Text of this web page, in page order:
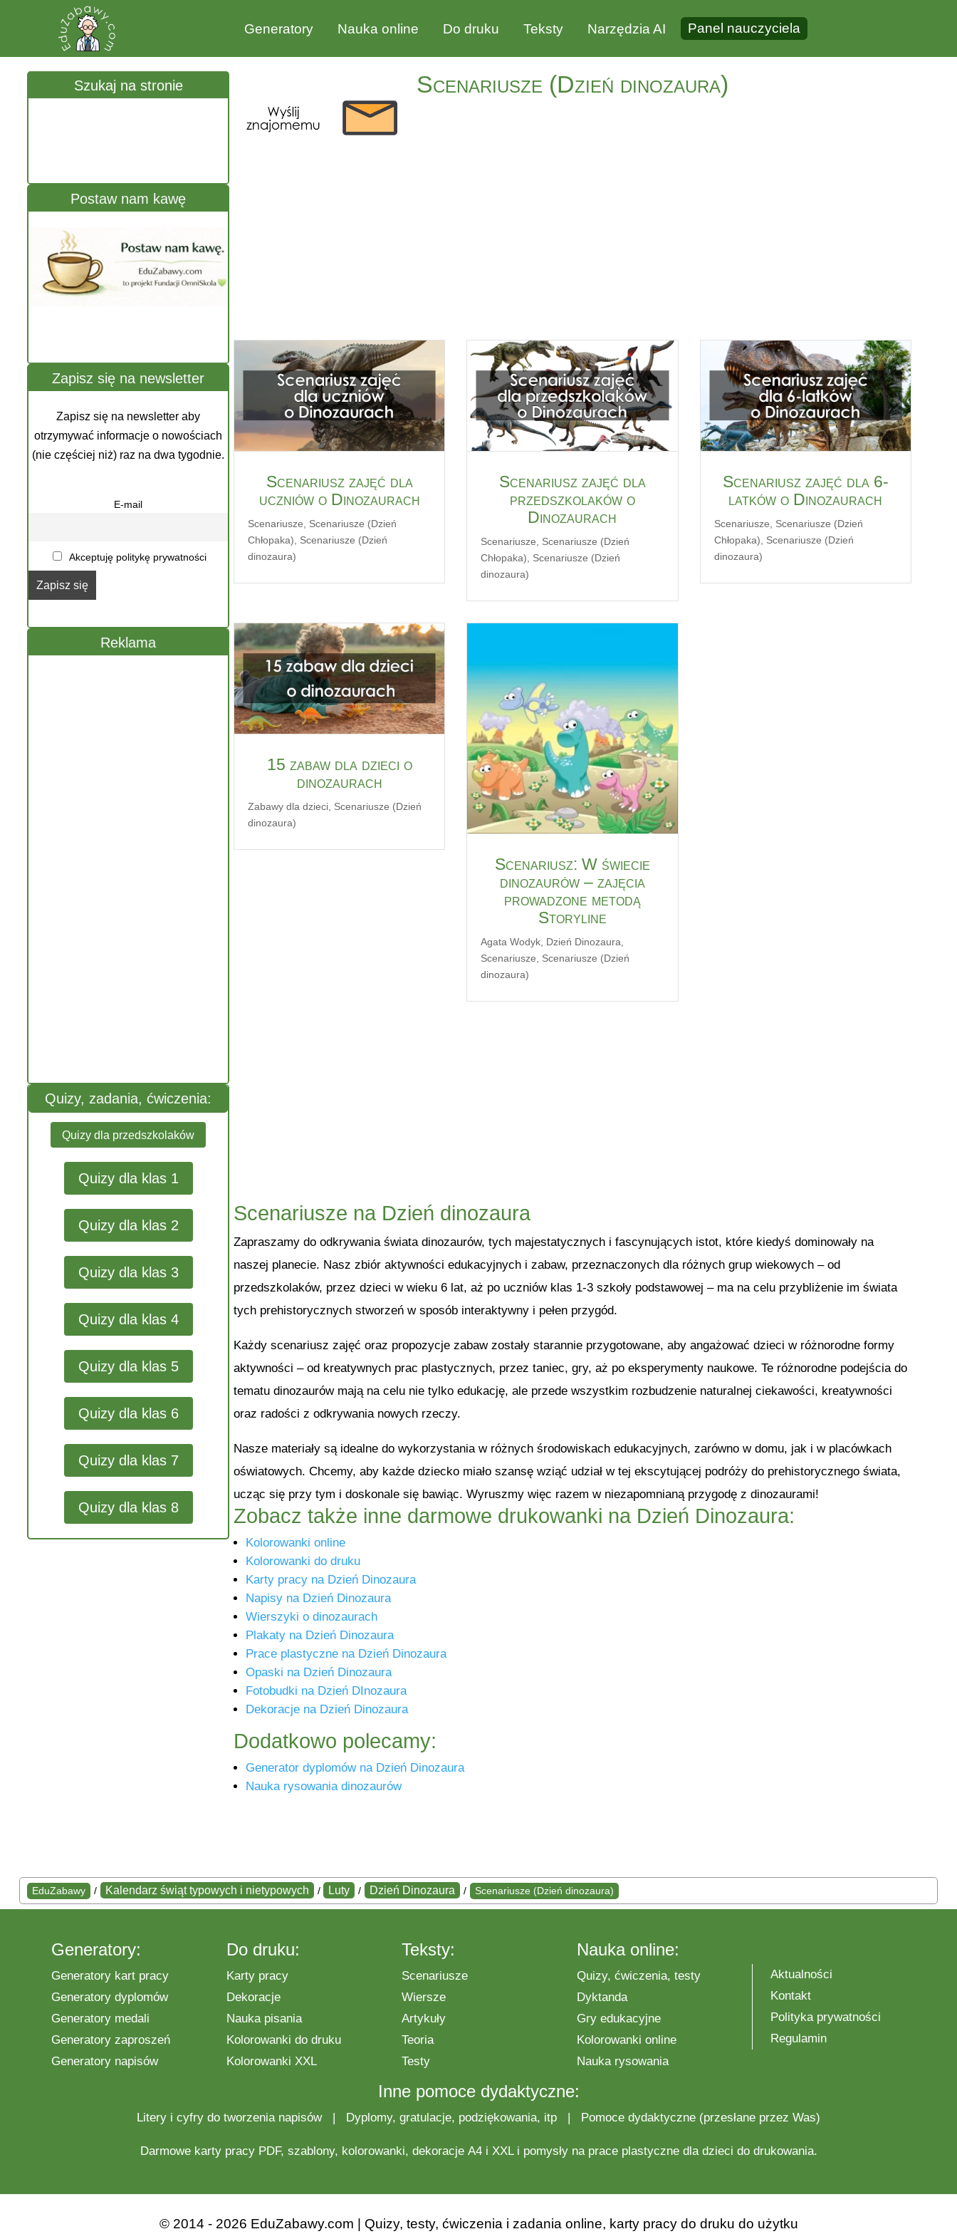
Generatory Nauka online Do druku Teksty Narzędzia AI Panel nauczyciela
Szukaj na stronie
Postaw nam kawę
Zapisz się na newsletter
Zapisz się na newsletter aby
otrzymywać informacje o nowościach
(nie częściej niż) raz na dwa tygodnie.
E-mail
Akceptuję politykę prywatności
Reklama
Quizy, zadania, ćwiczenia:
Quizy dla przedszkolaków
Quizy dla klas 1
Quizy dla klas 2
Quizy dla klas 3
Quizy dla klas 4
Quizy dla klas 5
Quizy dla klas 6
Quizy dla klas 7
Quizy dla klas 8
Scenariusze (Dzień dinozaura)
Scenariusz zajęć dla
uczniów o Dinozaurach
Scenariusze
Scenariusze (Dzień
Chłopaka)
Scenariusze (Dzień
dinozaura)
Scenariusz zajęć dla
przedszkolaków o
Dinozaurach
Scenariusze
Scenariusze (Dzień
Chłopaka)
Scenariusze (Dzień
dinozaura)
Scenariusz zajęć dla 6-
latków o Dinozaurach
Scenariusze
Scenariusze (Dzień
Chłopaka)
Scenariusze (Dzień
dinozaura)
15 zabaw dla dzieci o
dinozaurach
Zabawy dla dzieci Scenariusze (Dzień
dinozaura)
Scenariusz: W świecie
dinozaurów – zajęcia
prowadzone metodą
Storyline
Agata Wodyk, Dzień Dinozaura,
Scenariusze, Scenariusze (Dzień
dinozaura)
Scenariusze na Dzień dinozaura
Zapraszamy do odkrywania świata dinozaurów, tych majestatycznych i fascynujących istot, które kiedyś dominowały na
naszej planecie. Nasz zbiór aktywności edukacyjnych i zabaw, przeznaczonych dla różnych grup wiekowych – od
przedszkolaków, przez dzieci w wieku 6 lat, aż po uczniów klas 1-3 szkoły podstawowej – ma na celu przybliżenie im świata
tych prehistorycznych stworzeń w sposób interaktywny i pełen przygód.
Każdy scenariusz zajęć oraz propozycje zabaw zostały starannie przygotowane, aby angażować dzieci w różnorodne formy
aktywności – od kreatywnych prac plastycznych, przez taniec, gry, aż po eksperymenty naukowe. Te różnorodne podejścia do
tematu dinozaurów mają na celu nie tylko edukację, ale przede wszystkim rozbudzenie naturalnej ciekawości, kreatywności
oraz radości z odkrywania nowych rzeczy.
Nasze materiały są idealne do wykorzystania w różnych środowiskach edukacyjnych, zarówno w domu, jak i w placówkach
oświatowych. Chcemy, aby każde dziecko miało szansę wziąć udział w tej ekscytującej podróży do prehistorycznego świata,
ucząc się przy tym i doskonale się bawiąc. Wyruszmy więc razem w niezapomnianą przygodę z dinozaurami!
Zobacz także inne darmowe drukowanki na Dzień Dinozaura:
Kolorowanki online
Kolorowanki do druku
Karty pracy na Dzień Dinozaura
Napisy na Dzień Dinozaura
Wierszyki o dinozaurach
Plakaty na Dzień Dinozaura
Prace plastyczne na Dzień Dinozaura
Opaski na Dzień Dinozaura
Fotobudki na Dzień DInozaura
Dekoracje na Dzień Dinozaura
Dodatkowo polecamy:
Generator dyplomów na Dzień Dinozaura
Nauka rysowania dinozaurów
EduZabawy / Kalendarz świąt typowych i nietypowych / Luty / Dzień Dinozaura / Scenariusze (Dzień dinozaura)
Generatory:
Generatory kart pracy
Generatory dyplomów
Generatory medali
Generatory zaproszeń
Generatory napisów
Do druku:
Karty pracy
Dekoracje
Nauka pisania
Kolorowanki do druku
Kolorowanki XXL
Teksty:
Scenariusze
Wiersze
Artykuły
Teoria
Testy
Nauka online:
Quizy, ćwiczenia, testy
Dyktanda
Gry edukacyjne
Kolorowanki online
Nauka rysowania
Aktualności
Kontakt
Polityka prywatności
Regulamin
Inne pomoce dydaktyczne:
Litery i cyfry do tworzenia napisów| Dyplomy, gratulacje, podziękowania, itp Pomoce dydaktyczne (przesłane przez Was)
Darmowe karty pracyPDF, szablony, kolorowanki, dekoracjeA4 i XXL i pomysły na prace plastycznedla dzieci do drukowania.
© 2014 - 2026 EduZabawy.com | Quizy, testy, ćwiczenia i zadania online, karty pracy do druku do użytku